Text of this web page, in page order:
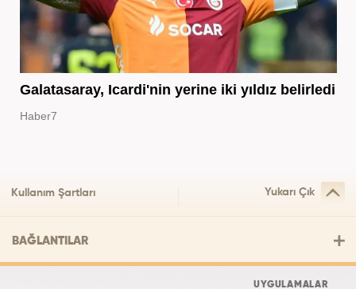
Galatasaray, Icardi'nin yerine iki yıldız belirledi
Haber7
Kullanım Şartları Yukarı Çık
BAĞLANTILAR
UYGULAMALAR